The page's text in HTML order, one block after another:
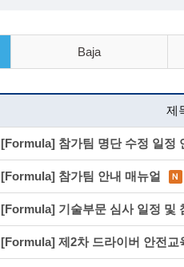
Baja
제
[Formula] 참가팀 명단 수정 일정
[Formula] 참가팀 안내 매뉴얼
[Formula] 기술부문 심사 일정 및
[Formula] 제2차 드라이버 안전교